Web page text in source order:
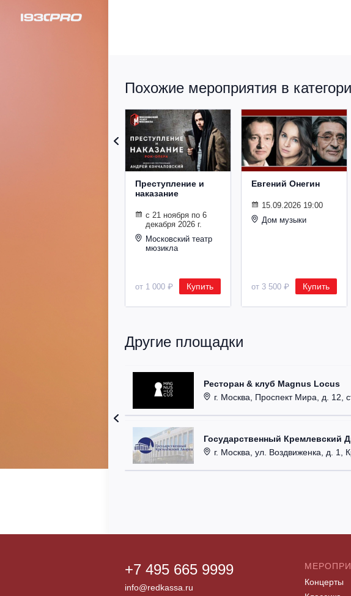
Похожие мероприятия в
Преступление и
наказание
с 21 ноября по 6
декабря 2026 г.
Московский театр
мюзикла
от 1 000 ₽ Купить
Евгений Онегин
15.09.2026 19:00
Дом музыки
от 3 500 ₽ Купить
Другие площадки
Ресторан & клуб Magnus Locus
г. Москва, Проспект Мира, д. 12,
Государственный Кремлевский
г. Москва, ул. Воздвиженка, д. 1,
+7 495 665 9999
info@redkassa.ru
Концерты